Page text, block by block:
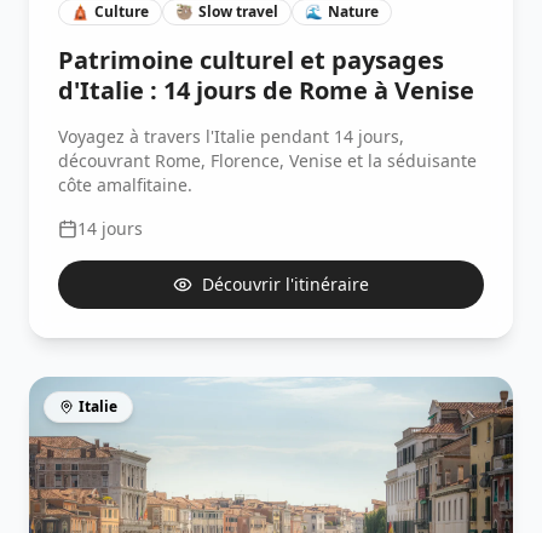
🛕 Culture 🦥 Slow travel 🌊 Nature
Patrimoine culturel et paysages
d'Italie : 14 jours de Rome à Venise
Voyagez à travers l'Italie pendant 14 jours,
découvrant Rome, Florence, Venise et la séduisante
côte amalfitaine.
14 jours
Découvrir l'itinéraire
Italie